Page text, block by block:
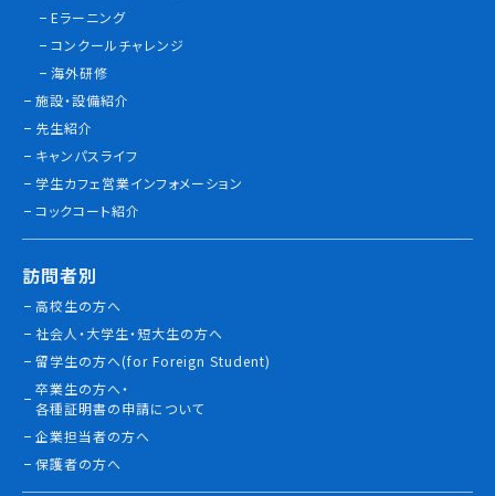
Eラーニング
コンクールチャレンジ
海外研修
施設・設備紹介
先生紹介
キャンパスライフ
学生カフェ営業インフォメーション
コックコート紹介
訪問者別
高校生の方へ
社会人・大学生・短大生の方へ
留学生の方へ(for Foreign Student)
卒業生の方へ・
各種証明書の申請について
企業担当者の方へ
保護者の方へ